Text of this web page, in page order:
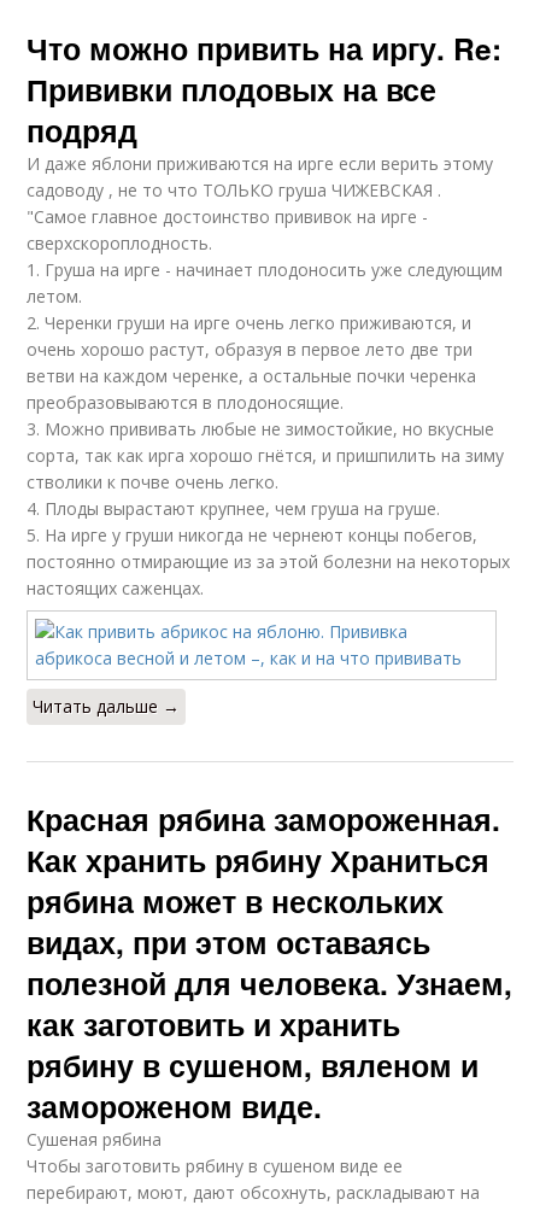
Что можно привить на иргу. Re:
Прививки плодовых на все
подряд
И даже яблони приживаются на ирге если верить этому
садоводу , не то что ТОЛЬКО груша ЧИЖЕВСКАЯ .
"Самое главное достоинство прививок на ирге -
сверхскороплодность.
1. Груша на ирге - начинает плодоносить уже следующим
летом.
2. Черенки груши на ирге очень легко приживаются, и
очень хорошо растут, образуя в первое лето две три
ветви на каждом черенке, а остальные почки черенка
преобразовываются в плодоносящие.
3. Можно прививать любые не зимостойкие, но вкусные
сорта, так как ирга хорошо гнётся, и пришпилить на зиму
стволики к почве очень легко.
4. Плоды вырастают крупнее, чем груша на груше.
5. На ирге у груши никогда не чернеют концы побегов,
постоянно отмирающие из за этой болезни на некоторых
настоящих саженцах.
Читать дальше →
Красная рябина замороженная.
Как хранить рябину Храниться
рябина может в нескольких
видах, при этом оставаясь
полезной для человека. Узнаем,
как заготовить и хранить
рябину в сушеном, вяленом и
замороженом виде.
Сушеная рябина
Чтобы заготовить рябину в сушеном виде ее
перебирают, моют, дают обсохнуть, раскладывают на